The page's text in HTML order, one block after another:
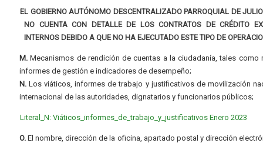
EL GOBIERNO AUTÓNOMO DESCENTRALIZADO PARROQUIAL DE
NO CUENTA CON DETALLE DE LOS CONTRATOS DE CRÉDITO
INTERNOS DEBIDO A QUE NO HA EJECUTADO ESTE TIPO DE
M. Mecanismos de rendición de cuentas a la ciudadanía, tales como
informes de gestión e indicadores de desempeño;
N. Los viáticos, informes de trabajo y justificativos de movilización
internacional de las autoridades, dignatarios y funcionarios públicos;
Literal_N: Viáticos_informes_de_trabajo_y_justificativos Enero 2023
O. El nombre, dirección de la oficina, apartado postal y dirección